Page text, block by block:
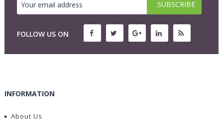
FOLLOW US ON
INFORMATION
About Us